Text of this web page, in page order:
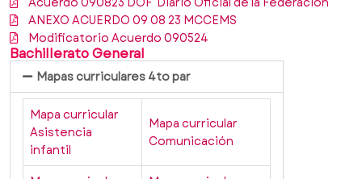
ANEXO ACUERDO 09 08 23 MCCEMS
Modificatorio Acuerdo 090524
Bachillerato General
Mapas curriculares 4to par
Mapa curricular
Asistencia
infantil
Mapa curricular
Comunicación